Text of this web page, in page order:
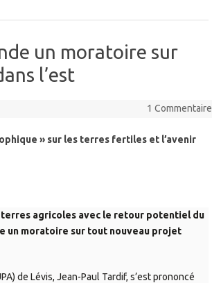
un moratoire sur
l’est
1 Commentaire
» sur les terres fertiles et l’avenir
agricoles avec le retour potentiel du
un moratoire sur tout nouveau projet
de Lévis, Jean-Paul Tardif, s’est prononcé